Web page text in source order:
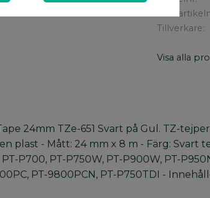
Tillv.
Tillverkare
Visa alla
24mm TZe-651 Svart på Gul. TZ-
- Mått: 24 mm x 8 m - Färg: Svart
P700, PT-P750W, PT-P900W, PT-
PT-9800PCN, PT-P750TDI -